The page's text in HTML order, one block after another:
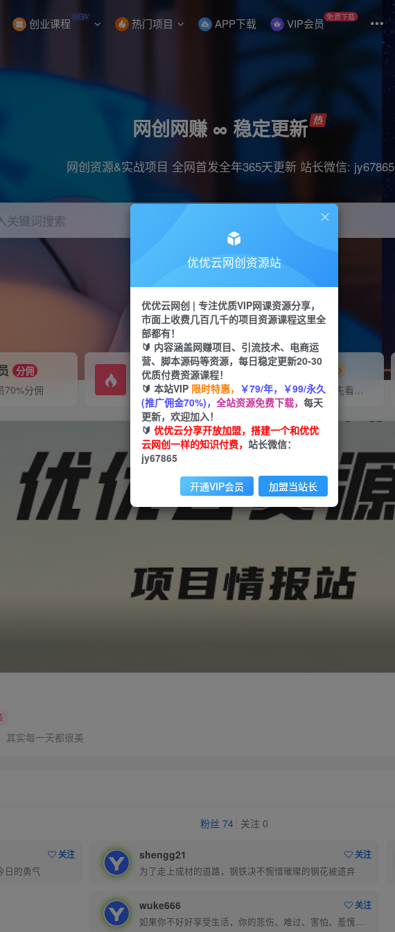
创业课程 NEW 热门项目 APP下载 VIP会员 免费下载
网创网赚 ∞ 稳定更新
网创资源&实战项目 全网首发全年365天更新 站长微信: jy67865
关键词搜索
直播 抖音 剪辑 快手
分佣
70%分佣
挂机 项目
全自动项目点这里
投稿 专区
投稿专区，先看要求再投稿！！！
其实每一天都很美
粉丝 74 关注 0
关注
日的勇气
shengg21
关注
为了走上成材的道路，钢铁决不惋惜璀璨的钢花被遗弃
wuke666
关注
如果你不好好享受生活，你的悲伤、难过、害怕、羞愧和内疚会代替你享受
优优云网创资源站
优优云网创 | 专注优质VIP网课资源分享，
市面上收费几百几千的项目资源课程这里全
部都有！
🔰 内容涵盖网赚项目、引流技术、电商运
营、脚本源码等资源，每日稳定更新20-30
优质付费资源课程！
🔰 本站VIP 限时特惠， ￥79/年，￥99/永久
(推广佣金70%)， 全站资源免费下载， 每天
更新，欢迎加入！
🔰 优优云分享开放加盟，搭建一个和优优
云网创一样的知识付费， 站长微信：
jy67865
开通VIP会员 加盟当站长